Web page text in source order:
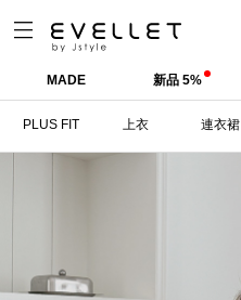
MADE 新品 5%
PLUS FIT 上衣 連衣裙